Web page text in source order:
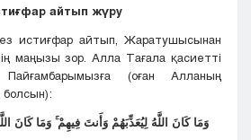
айтып жүру
истиғфар айтып, Жаратушысынан
маңызы зор. Алла Тағала қасиетті
(оған Алланың
وَمَا كَانَ اللَّهُ لِيُعَذِّبَهُمْ وَأَنتَ فِيهِمْ ۚ وَمَا كَانَ